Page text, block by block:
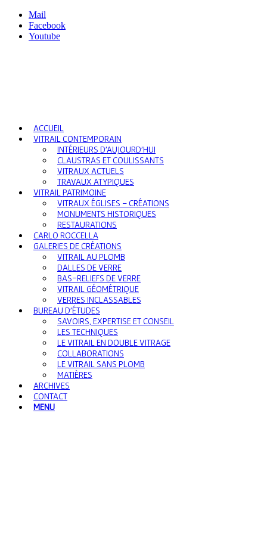
Mail
Facebook
Youtube
ACCUEIL
VITRAIL CONTEMPORAIN
INTÉRIEURS D’AUJOURD’HUI
CLAUSTRAS ET COULISSANTS
VITRAUX ACTUELS
TRAVAUX ATYPIQUES
VITRAIL PATRIMOINE
VITRAUX ÉGLISES – CRÉATIONS
MONUMENTS HISTORIQUES
RESTAURATIONS
CARLO ROCCELLA
GALERIES DE CRÉATIONS
VITRAIL AU PLOMB
DALLES DE VERRE
BAS-RELIEFS DE VERRE
VITRAIL GÉOMÉTRIQUE
VERRES INCLASSABLES
BUREAU D’ÉTUDES
SAVOIRS, EXPERTISE ET CONSEIL
LES TECHNIQUES
LE VITRAIL EN DOUBLE VITRAGE
COLLABORATIONS
LE VITRAIL SANS PLOMB
MATIÈRES
ARCHIVES
CONTACT
MENU